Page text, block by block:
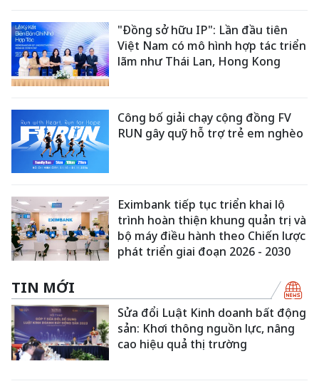
"Đồng sở hữu IP": Lần đầu tiên
Việt Nam có mô hình hợp tác triển
lãm như Thái Lan, Hong Kong
Công bố giải chạy cộng đồng FV
RUN gây quỹ hỗ trợ trẻ em nghèo
Eximbank tiếp tục triển khai lộ
trình hoàn thiện khung quản trị và
bộ máy điều hành theo Chiến lược
phát triển giai đoạn 2026 - 2030
TIN MỚI
Sửa đổi Luật Kinh doanh bất động
sản: Khơi thông nguồn lực, nâng
cao hiệu quả thị trường